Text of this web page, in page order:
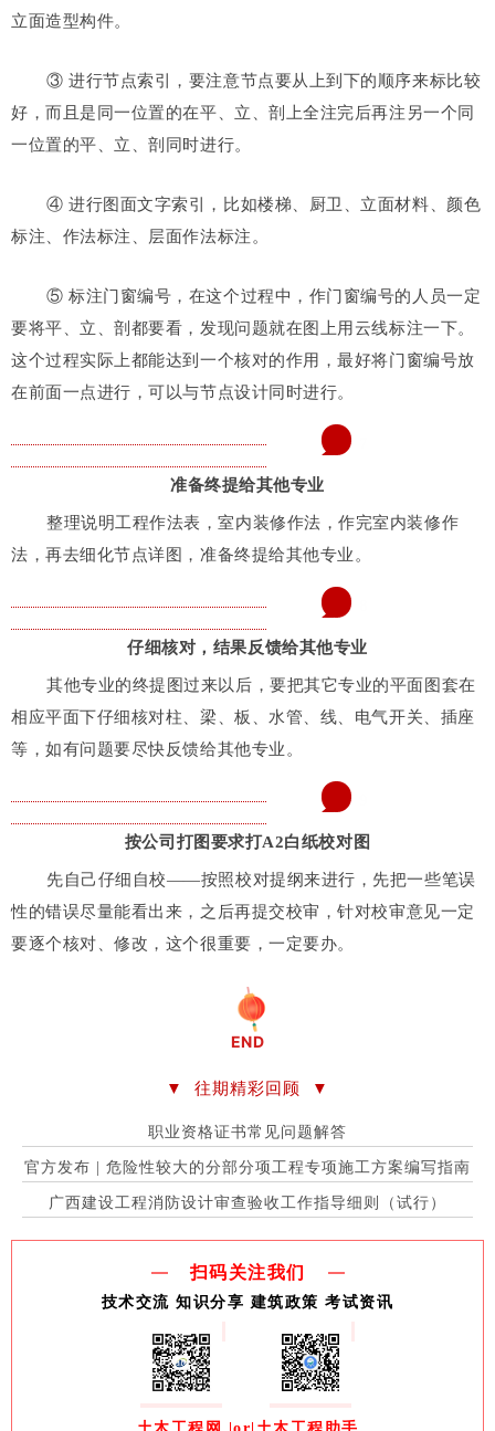
立面造型构件。
③ 进行节点索引，要注意节点要从上到下的顺序来标比较
好，而且是同一位置的在平、立、剖上全注完后再注另一个同
一位置的平、立、剖同时进行。
④ 进行图面文字索引，比如楼梯、厨卫、立面材料、颜色
标注、作法标注、层面作法标注。
⑤ 标注门窗编号，在这个过程中，作门窗编号的人员一定
要将平、立、剖都要看，发现问题就在图上用云线标注一下。
这个过程实际上都能达到一个核对的作用，最好将门窗编号放
在前面一点进行，可以与节点设计同时进行。
准备终提给其他专业
整理说明工程作法表，室内装修作法，作完室内装修作
法，再去细化节点详图，准备终提给其他专业。
仔细核对，结果反馈给其他专业
其他专业的终提图过来以后，要把其它专业的平面图套在
相应平面下仔细核对柱、梁、板、水管、线、电气开关、插座
等，如有问题要尽快反馈给其他专业。
按公司打图要求打A2白纸校对图
先自己仔细自校——按照校对提纲来进行，先把一些笔误
性的错误尽量能看出来，之后再提交校审，针对校审意见一定
要逐个核对、修改，这个很重要，一定要办。
END
▼ 往期精彩回顾 ▼
职业资格证书常见问题解答
官方发布 | 危险性较大的分部分项工程专项施工方案编写指南
广西建设工程消防设计审查验收工作指导细则（试行）
扫码关注我们
技术交流 知识分享 建筑政策 考试资讯